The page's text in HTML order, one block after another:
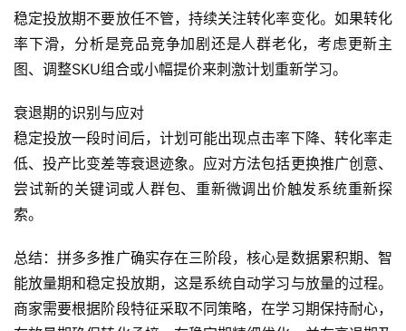
店
运
营
跨
电
商
自
登录 注册
稳定投放期不要放任不管，持续关注转化率变化。如果转化
率下滑，分析是竞品竞争加剧还是人群老化，考虑更新主
图、调整SKU组合或小幅提价来刺激计划重新学习。
衰退期的识别与应对
稳定投放一段时间后，计划可能出现点击率下降、转化率走
低、投产比变差等衰退迹象。应对方法包括更换推广创意、
尝试新的关键词或人群包、重新微调出价触发系统重新探
索。
总结：拼多多推广确实存在三阶段，核心是数据累积期、智
能放量期和稳定投放期，这是系统自动学习与放量的过程。
商家需要根据阶段特征采取不同策略，在学习期保持耐心，